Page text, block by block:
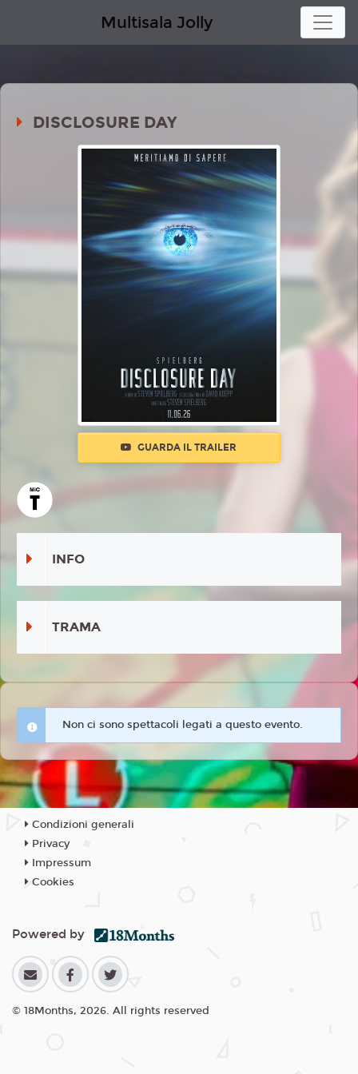
Multisala Jolly
DISCLOSURE DAY
GUARDA IL TRAILER
INFO
TRAMA
Non ci sono spettacoli legati a questo evento.
Condizioni generali
Privacy
Impressum
Cookies
Powered by
© 18Months, 2026. All rights reserved